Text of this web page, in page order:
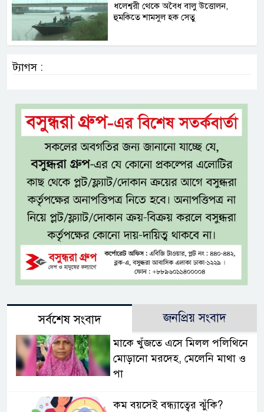
ধলেশ্বরী থেকে অবৈধ বালু উত্তোলন,
হুমকিতে শামসুল হক সেতু
ট্যাগস :
সর্বশেষ সংবাদ জনপ্রিয় সংবাদ
মাকে খুঁজতে এসে মিলল পলিথিনে
মোড়ানো মরদেহ, মেলেনি মাথা ও
পা
কম বয়সেই বন্ধ্যাত্বের ঝুঁকি?